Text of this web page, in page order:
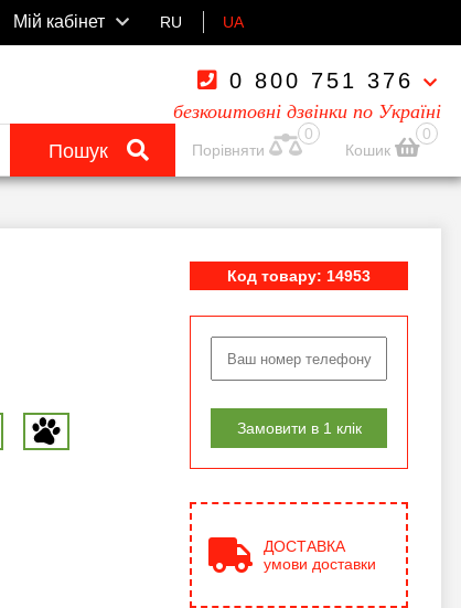
Мій кабінет RU UA
0 800 751 376
безкоштовні дзвінки по Україні
Пошук
0
Порівняти
0
Кошик
Код товару: 14953
Замовити в 1 клік
ДОСТАВКА
умови доставки